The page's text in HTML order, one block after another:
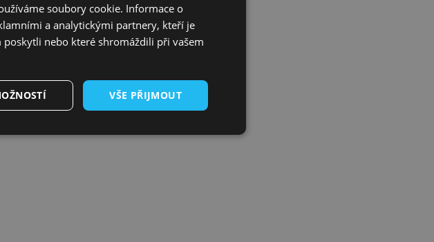
soubory cookie. Informace o
a analytickými partnery, kteří je
nebo které shromáždili při vašem
VŠE PŘIJMOUT